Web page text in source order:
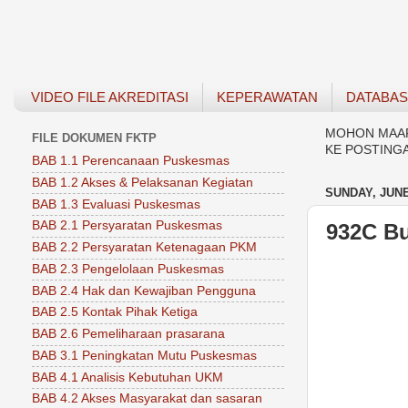
VIDEO FILE AKREDITASI KEPERAWATAN
MOHON
KE
SUNDAY,
932C
FILE DOKUMEN FKTP
BAB 1.1 Perencanaan Puskesmas
BAB 1.2 Akses & Pelaksanan Kegiatan
BAB 1.3 Evaluasi Puskesmas
BAB 2.1 Persyaratan Puskesmas
BAB 2.2 Persyaratan Ketenagaan PKM
BAB 2.3 Pengelolaan Puskesmas
BAB 2.4 Hak dan Kewajiban Pengguna
BAB 2.5 Kontak Pihak Ketiga
BAB 2.6 Pemeliharaan prasarana
BAB 3.1 Peningkatan Mutu Puskesmas
BAB 4.1 Analisis Kebutuhan UKM
BAB 4.2 Akses Masyarakat dan sasaran